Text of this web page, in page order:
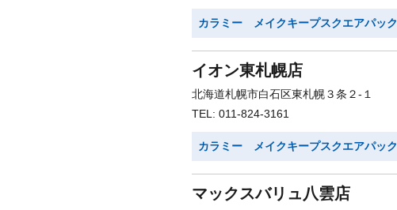
カラミー メイクキープスクエアパック
イオン東札幌店
北海道札幌市白石区東札幌３条２-１
TEL: 011-824-3161
カラミー メイクキープスクエアパック
マックスバリュ八雲店